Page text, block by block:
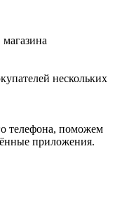
нескольких
телефона, поможем
приложения.